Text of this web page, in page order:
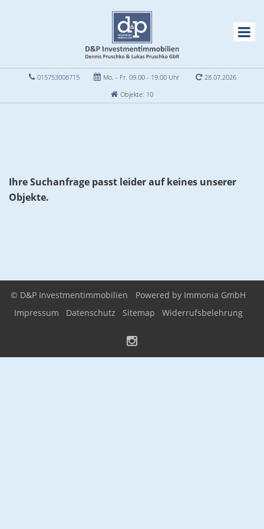
015753008715 Mo. - Fr. 09.00 - 19.00 Uhr
28.07.2026
Objekte: 10
Ihre Suchanfrage passt leider auf keines unserer
Objekte.
© D&P Investmentimmobilien
Powered by Immonia GmbH
Impressum
Datenschutz Sitemap Widerrufsbelehrung